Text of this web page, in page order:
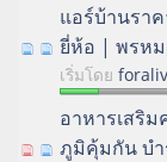
แอร์บ้านรา
ยี่ห้อ | พรห
เริ่มโดย
อาหารเสริม
ภูมิคุ้มกัน บำ